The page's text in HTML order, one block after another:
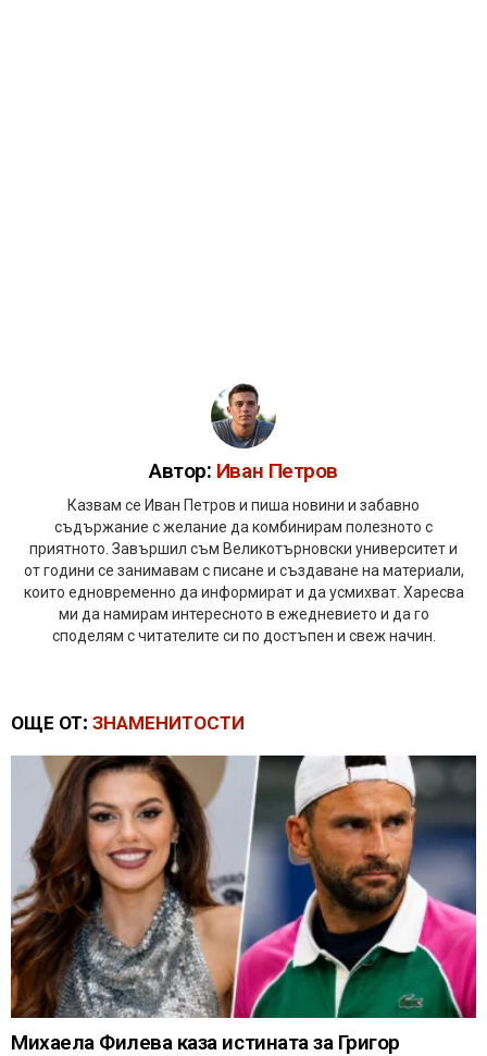
Автор: Иван Петров
Казвам се Иван Петров и пиша новини и забавно
съдържание с желание да комбинирам полезното с
приятното. Завършил съм Великотърновски университет и
от години се занимавам с писане и създаване на материали,
които едновременно да информират и да усмихват. Харесва
ми да намирам интересното в ежедневието и да го
споделям с читателите си по достъпен и свеж начин.
ОЩЕ ОТ: ЗНАМЕНИТОСТИ
Михаела Филева каза истината за Григор